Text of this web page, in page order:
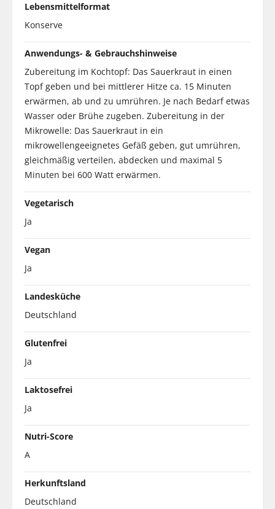
Lebensmittelformat
Konserve
Anwendungs- & Gebrauchshinweise
Zubereitung im Kochtopf: Das Sauerkraut in einen
Topf geben und bei mittlerer Hitze ca. 15 Minuten
erwärmen, ab und zu umrühren. Je nach Bedarf etwas
Wasser oder Brühe zugeben. Zubereitung in der
Mikrowelle: Das Sauerkraut in ein
mikrowellengeeignetes Gefäß geben, gut umrühren,
gleichmäßig verteilen, abdecken und maximal 5
Minuten bei 600 Watt erwärmen.
Vegetarisch
Ja
Vegan
Ja
Landesküche
Deutschland
Glutenfrei
Ja
Laktosefrei
Ja
Nutri-Score
A
Herkunftsland
Deutschland